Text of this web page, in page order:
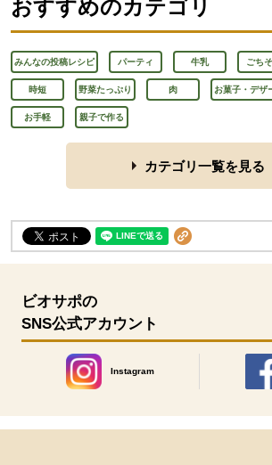
おすすめのカテゴリ
みんなの投稿レシピ パーティ 牛乳 ごち
時短 野菜たっぷり 肉 お菓子・デザ
お手軽 親子で作る
カテゴリ一覧を見る
ビオサポの
SNS公式アカウント
Instagram
別のウィンドウで開きます。